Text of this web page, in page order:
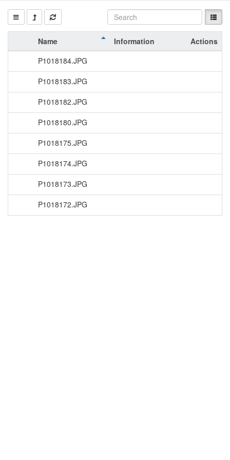
Name Information
Actions
P1018184.JPG
P1018183.JPG
P1018182.JPG
P1018180.JPG
P1018175.JPG
P1018174.JPG
P1018173.JPG
P1018172.JPG